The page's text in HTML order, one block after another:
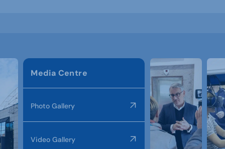
Media Centre
Photo Gallery
Video Gallery